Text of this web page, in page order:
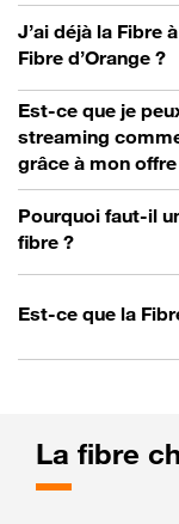
J’ai déjà la Fibre
Fibre d’Orange ?
Est-ce que je
streaming
grâce à mon
Pourquoi faut-il
fibre ?
Est-ce que la
La fibre